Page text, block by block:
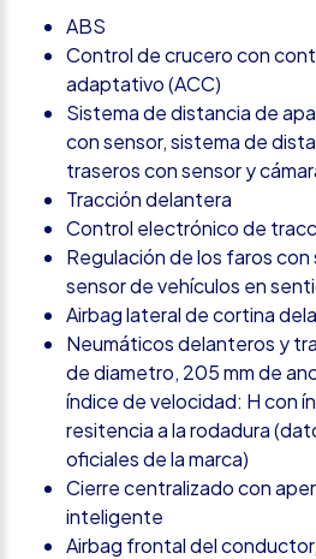
ABS
Control de crucero con
adaptativo (ACC)
Sistema de distancia de
con sensor, sistema de
traseros con sensor y
Tracción delantera
Control electrónico de
Regulación de los faros
sensor de vehículos en
Airbag lateral de cortina
Neumáticos delanteros y
de diametro, 205 mm de
índice de velocidad: H con
resitencia a la rodadura
oficiales de la marca)
Cierre centralizado con
inteligente
Airbag frontal del